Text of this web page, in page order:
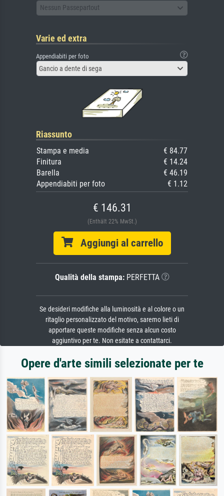
Nessun Passepartout
Varie ed extra
Appendiabiti per foto
Gancio a dente di sega
Riassunto
Stampa e media
€ 84.77
Finitura
€ 14.24
Barella
€ 46.19
Appendiabiti per foto
€ 1.12
€ 146.31
(Enthält 22% MwSt.)
Aggiungi al carrello
Qualità della stampa:PERFETTA
Se desideri modifiche alla luminosità e al colore o un
ritaglio personalizzato del motivo, saremo lieti di
apportare queste modifiche senza alcun costo
aggiuntivo per te. Non esitate a contattarci.
Opere d'arte simili selezionate per te